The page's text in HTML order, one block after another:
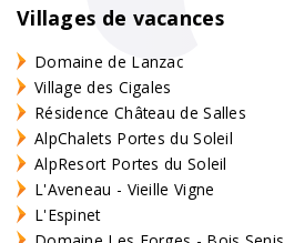
Villages de vacances
Domaine de Lanzac
Village des Cigales
Résidence Château de Salles
AlpChalets Portes du Soleil
AlpResort Portes du Soleil
L'Aveneau - Vieille Vigne
L'Espinet